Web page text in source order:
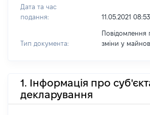
Дата та час
подання:
11.05.2021 08:53
Тип документа:
Повідомлення
зміни y
1. Інформація про
декларування